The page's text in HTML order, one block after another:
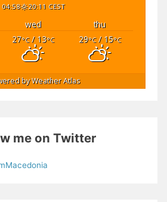
04:58 20:11 CEST
wed
thu
27°C/ 13°C 29°C/ 15°C
byWeather Atlas
me on Twitter